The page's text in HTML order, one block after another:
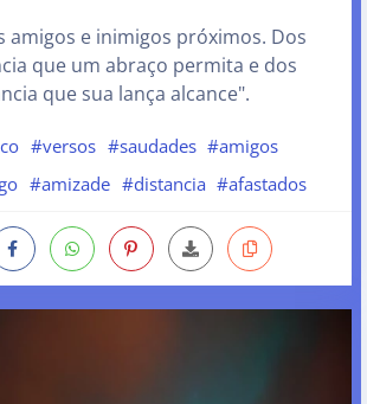
amigos e inimigos próximos. Dos
que um abraço permita e dos
que sua lança alcance".
#versos #saudades #amigos
#amizade #distancia #afastados